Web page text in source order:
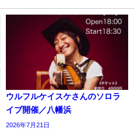
ウルフルケイスケさんのソロラ
イブ開催／八幡浜
2026年7月21日